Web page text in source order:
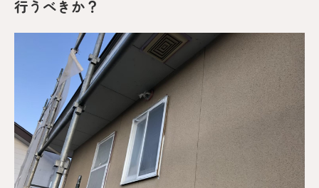
行うべきか？